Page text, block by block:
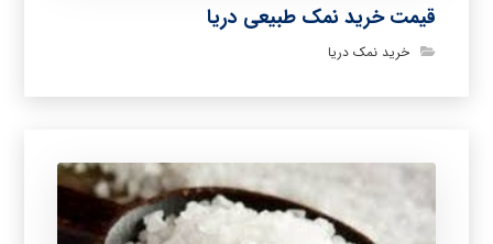
قیمت خرید نمک طبیعی دریا
خرید نمک دریا